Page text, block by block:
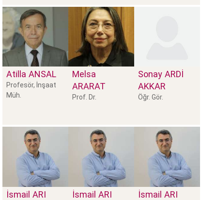
Atilla ANSAL
Profesör, İnşaat
Müh.
Melsa
ARARAT
Prof. Dr.
Sonay ARDİ
AKKAR
Öğr. Gör.
İsmail ARI İsmail ARI İsmail ARI